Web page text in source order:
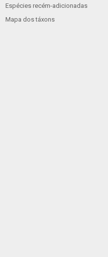
Espécies recém-adicionadas
Mapa dos táxons